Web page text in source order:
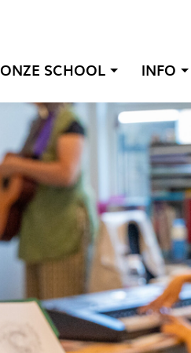
ONZE SCHOOL INFO